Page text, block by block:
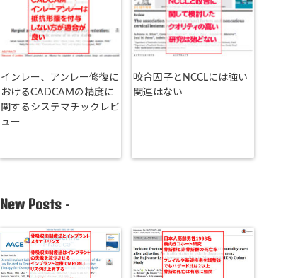
インレー、アンレー修復に
おけるCADCAMの精度に
関するシステマチックレビ
ュー
咬合因子とNCCLには強い
関連はない
New Posts -